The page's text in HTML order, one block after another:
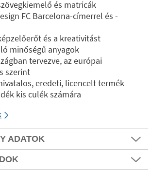
és matricák
FC Barcelona-címerrel és -
és a kreativitást
minőségű anyagok
tervezve, az európai
szerint
eredeti, licencelt termék
kis culék számára
ADATOK